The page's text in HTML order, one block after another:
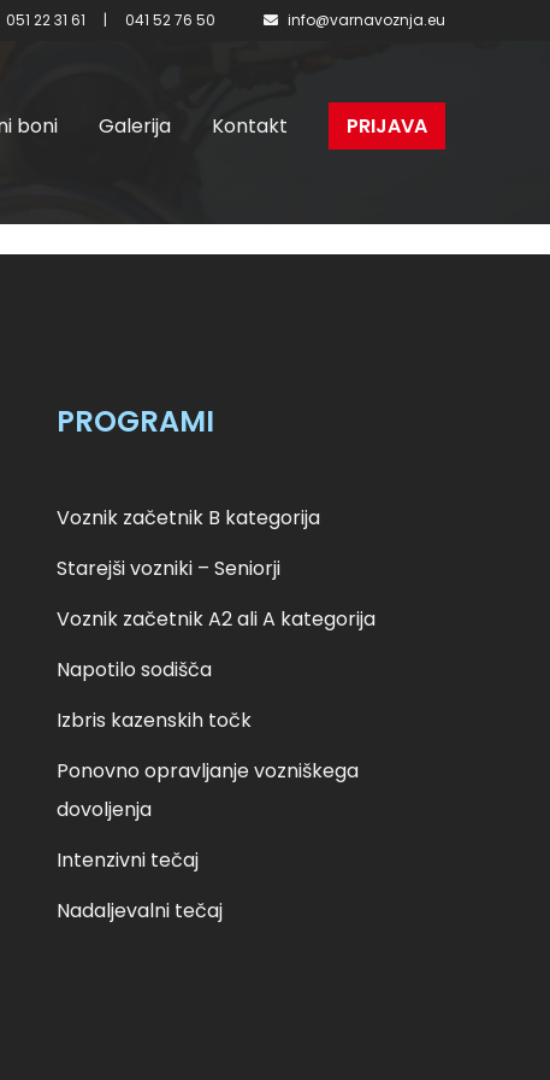
051 22 31 61 | 041 52 76 50 info@varnavoznja.eu
boni Galerija Kontakt PRIJAVA
13.05.2022 ob 9:00 –
ob 9:00 – II
PROGRAMI
Voznik začetnik B kategorija
Starejši vozniki – Seniorji
Voznik začetnik A2 ali A kategorija
Napotilo sodišča
Izbris kazenskih točk
Ponovno opravljanje vozniškega
dovoljenja
Intenzivni tečaj
Nadaljevalni tečaj